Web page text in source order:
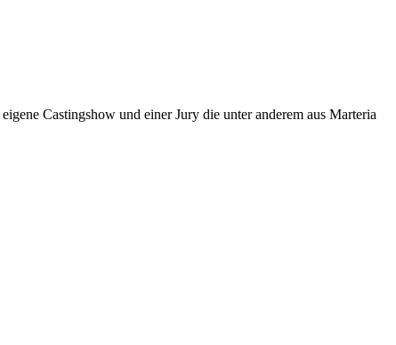
Castingshow und einer Jury die unter anderem aus Marteria